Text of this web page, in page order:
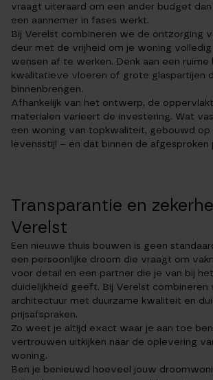
vraagt uiteraard om een ander budget
een aannemer in fases werkt.
Bij Verelst combineren we de ontzorging
deur met de vrijheid om je woning volledig
wensen af te werken. Denk aan een ruime
kwalitatieve vloeren of grote glaspartijen
binnenbrengen.
Afhankelijk van het ontwerp, de
materialen varieert de investering. Wat
een woning van topkwaliteit, gebouwd op
levensstijl – en dat binnen de afgesproken
Transparantie en
Verelst
Een nieuwe thuis bouwen is geen
een persoonlijke droom die vraagt om
voor detail en een partner die je van bij
duidelijkheid geeft. Bij Verelst combineren
architectuur met duurzame kwaliteit en
prijsafspraken.
Zo weet je altijd exact waar je aan toe
vertrouwen uitkijken naar de oplevering
woning.
Ben je benieuwd hoeveel jouw